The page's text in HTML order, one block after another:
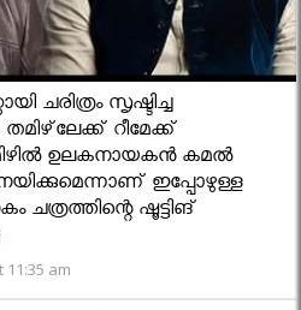
ചരിത്രം സൃഷ്ടിച്ച
റീമേക്ക്
ഉലകനായകൻ കമൽ
ഇപ്പോഴുള്ള
ചത്രത്തിന്റെ ഷൂട്ടിങ്
am